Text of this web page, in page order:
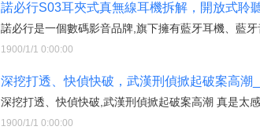
諾必行S03耳夾式真無線耳機拆解，開放式聆
諾必行是一個數碼影音品牌,旗下擁有藍牙耳機、藍
1900/1/1 0:00:00
深挖打透、快偵快破，武漢刑偵掀起破案高潮
深挖打透、快偵快破,武漢刑偵掀起破案高潮 真是太
1900/1/1 0:00:00